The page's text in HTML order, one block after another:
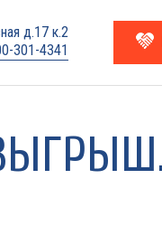
д.17 к.2
301-4341